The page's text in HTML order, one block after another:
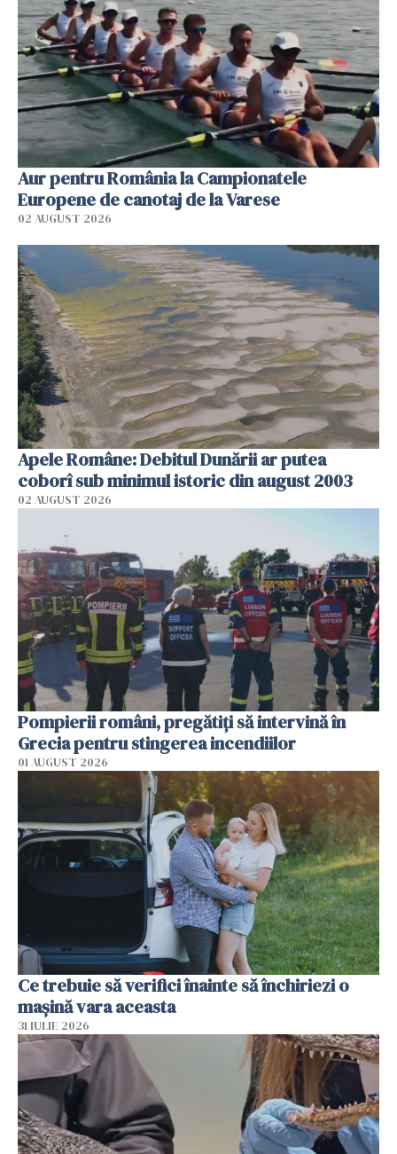
Aur pentru România la Campionatele
Europene de canotaj de la Varese
02 AUGUST 2026
Apele Române: Debitul Dunării ar putea
coborî sub minimul istoric din august 2003
02 AUGUST 2026
Pompierii români, pregătiţi să intervină în
Grecia pentru stingerea incendiilor
01 AUGUST 2026
Ce trebuie să verifici înainte să închiriezi o
mașină vara aceasta
31 IULIE 2026